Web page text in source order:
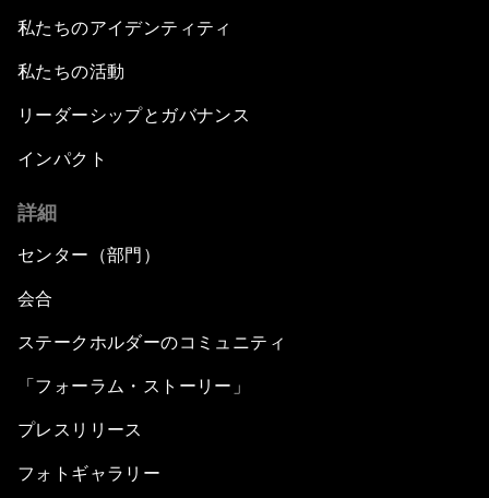
私たちのアイデンティティ
私たちの活動
リーダーシップとガバナンス
インパクト
詳細
センター（部門）
会合
ステークホルダーのコミュニティ
「フォーラム・ストーリー」
プレスリリース
フォトギャラリー